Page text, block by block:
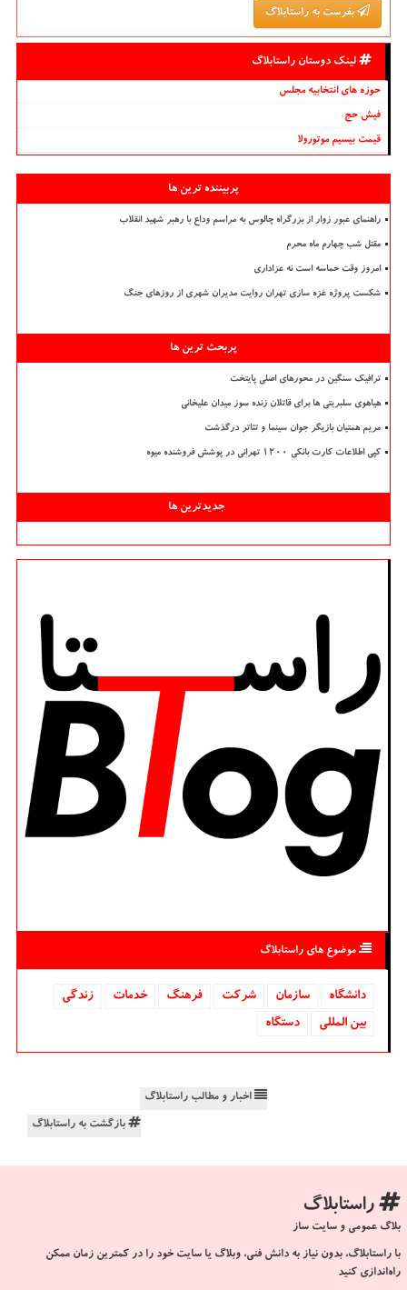
بفرست به راستابلاگ
لینک دوستان راستابلاگ
حوزه های انتخابیه مجلس
فیش حج
قیمت بیسیم موتورولا
پربیننده ترین ها
راهنمای عبور زوار از بزرگراه چالوس به مراسم وداع با رهبر شهید انقلاب
مقتل شب چهارم ماه محرم
امروز وقت حماسه است نه عزاداری
شکست پروژه غزه سازی تهران روایت مدیران شهری از روزهای جنگ
پربحث ترین ها
ترافیک سنگین در محورهای اصلی پایتخت
هیاهوی سلبریتی ها برای قاتلان زنده سوز میدان علیخانی
مریم همتیان بازیگر جوان سینما و تئاتر درگذشت
کپی اطلاعات کارت بانکی ۱۲۰۰ تهرانی در پوشش فروشنده میوه
جدیدترین ها
موضوع های راستابلاگ
دانشگاه‌ سازمان شركت فرهنگ خدمات
زندگی
بین المللی
دستگاه
اخبار و مطالب راستابلاگ
بازگشت به راستابلاگ
راستابلاگ
بلاگ عمومی و سایت ساز
با راستابلاگ، بدون نیاز به دانش فنی، وبلاگ یا سایت خود را در کمترین زمان ممکن
راه‌اندازی کنید